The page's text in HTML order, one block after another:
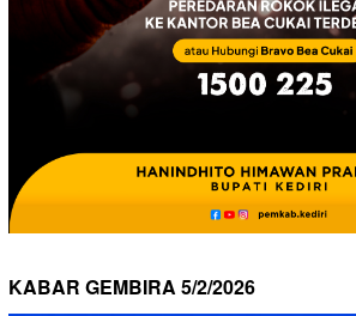
KABAR GEMBIRA 5/2/2026